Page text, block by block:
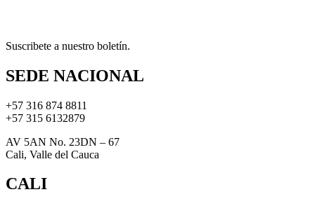
Suscribete a nuestro boletín.
SEDE NACIONAL
+57 316 874 8811
+57 315 6132879
AV 5AN No. 23DN – 67
Cali, Valle del Cauca
CALI